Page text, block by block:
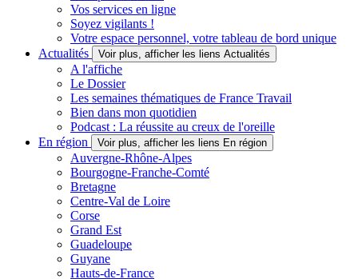
Vos services en ligne
Soyez vigilants !
Votre espace personnel, votre tableau de bord unique
Actualités
Voir plus, afficher les liens Actualités
A l'affiche
Le Dossier
Les semaines thématiques de France Travail
Bien dans mon quotidien
Podcast : La réussite au creux de l'oreille
En région
Voir plus, afficher les liens En région
Auvergne-Rhône-Alpes
Bourgogne-Franche-Comté
Bretagne
Centre-Val de Loire
Corse
Grand Est
Guadeloupe
Guyane
Hauts-de-France